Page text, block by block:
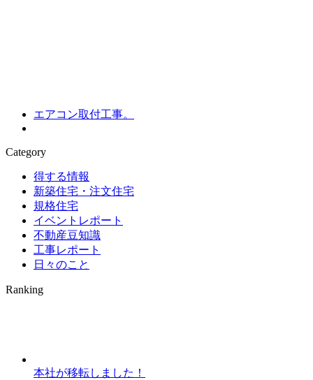
エアコン取付工事。
Category
得する情報
新築住宅・注文住宅
規格住宅
イベントレポート
不動産豆知識
工事レポート
日々のこと
Ranking
本社が移転しました！